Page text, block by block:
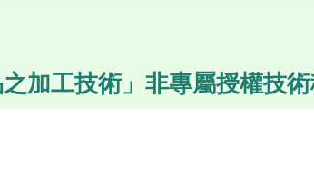
加工技術」非專屬授權技